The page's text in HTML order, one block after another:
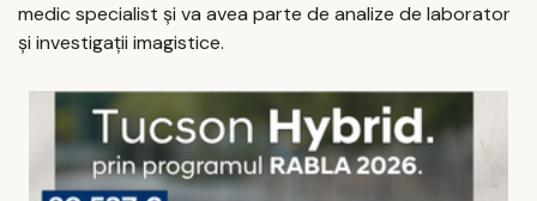
medic specialist și va avea parte de analize de laborator
și investigații imagistice.